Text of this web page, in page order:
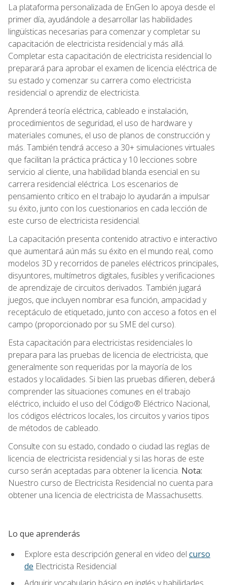
La plataforma personalizada de EnGen lo apoya desde el
primer día, ayudándole a desarrollar las habilidades
lingüísticas necesarias para comenzar y completar su
capacitación de electricista residencial y más allá.
Completar esta capacitación de electricista residencial lo
preparará para aprobar el examen de licencia eléctrica de
su estado y comenzar su carrera como electricista
residencial o aprendiz de electricista.
Aprenderá teoría eléctrica, cableado e instalación,
procedimientos de seguridad, el uso de hardware y
materiales comunes, el uso de planos de construcción y
más. También tendrá acceso a 30+ simulaciones virtuales
que facilitan la práctica práctica y 10 lecciones sobre
servicio al cliente, una habilidad blanda esencial en su
carrera residencial eléctrica. Los escenarios de
pensamiento crítico en el trabajo lo ayudarán a impulsar
su éxito, junto con los cuestionarios en cada lección de
este curso de electricista residencial.
La capacitación presenta contenido atractivo e interactivo
que aumentará aún más su éxito en el mundo real, como
modelos 3D y recorridos de paneles eléctricos principales,
disyuntores, multímetros digitales, fusibles y verificaciones
de aprendizaje de circuitos derivados. También jugará
juegos, que incluyen nombrar esa función, ampacidad y
receptáculo de etiquetado, junto con acceso a fotos en el
campo (proporcionado por su SME del curso).
Esta capacitación para electricistas residenciales lo
prepara para las pruebas de licencia de electricista, que
generalmente son requeridas por la mayoría de los
estados y localidades. Si bien las pruebas difieren, deberá
comprender las situaciones comunes en el trabajo
eléctrico, incluido el uso del Código® Eléctrico Nacional,
los códigos eléctricos locales, los circuitos y varios tipos
de métodos de cableado.
Consulte con su estado, condado o ciudad las reglas de
licencia de electricista residencial y si las horas de este
curso serán aceptadas para obtener la licencia. Nota:
Nuestro curso de Electricista Residencial no cuenta para
obtener una licencia de electricista de Massachusetts.
Lo que aprenderás
Explore esta descripción general en video del curso
de Electricista Residencial
Adquirir vocabulario básico en inglés y habilidades